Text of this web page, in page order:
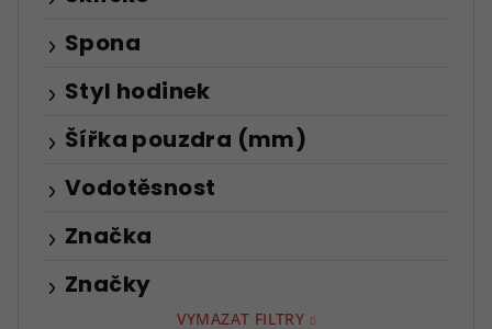
Značky
Spona
Styl hodinek
Šířka pouzdra (mm)
Vodotěsnost
Značka
VYMAZAT FILTRY